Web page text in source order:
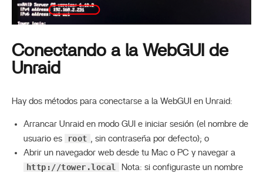
Conectando a la WebGUI de
Unraid
Hay dos métodos para conectarse a la WebGUI en Unraid:
Arrancar Unraid en modo GUI e iniciar sesión (el nombre de
usuario es
root , sin contraseña por defecto); o
Abrir un navegador web desde tu Mac o PC y navegar a
http://tower.local
Nota: si configuraste un nombre